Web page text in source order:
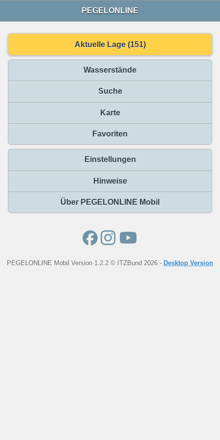
PEGELONLINE
Aktuelle Lage (151)
Wasserstände
Suche
Karte
Favoriten
Einstellungen
Hinweise
Über PEGELONLINE Mobil
PEGELONLINE Mobil Version 1.2.2 © ITZBund 2026 - Desktop Version